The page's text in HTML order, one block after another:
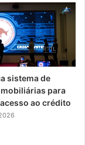
sistema de
para
ao crédito